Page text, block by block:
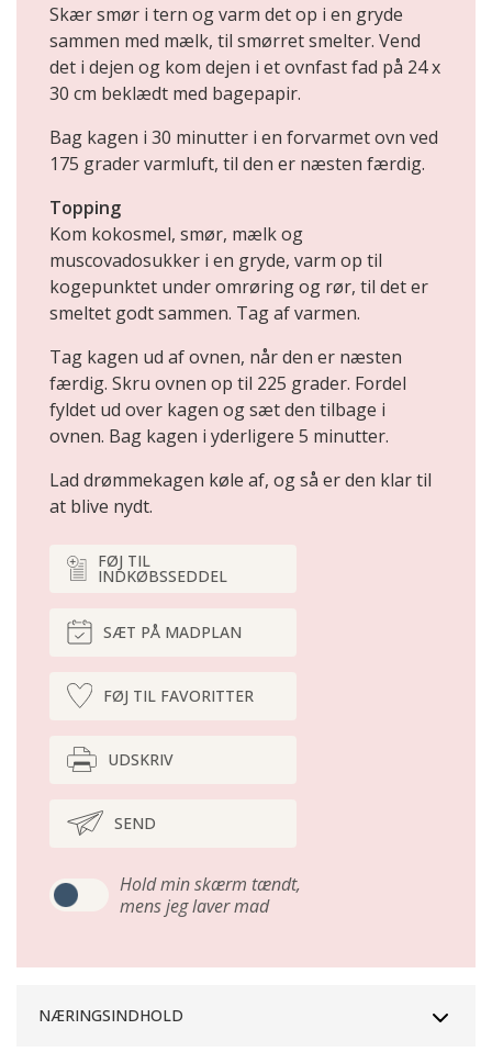
Skær smør i tern og varm det op i en gryde
sammen med mælk, til smørret smelter. Vend
det i dejen og kom dejen i et ovnfast fad på 24 x
30 cm beklædt med bagepapir.
Bag kagen i 30 minutter i en forvarmet ovn ved
175 grader varmluft, til den er næsten færdig.
Topping
Kom kokosmel, smør, mælk og
muscovadosukker i en gryde, varm op til
kogepunktet under omrøring og rør, til det er
smeltet godt sammen. Tag af varmen.
Tag kagen ud af ovnen, når den er næsten
færdig. Skru ovnen op til 225 grader. Fordel
fyldet ud over kagen og sæt den tilbage i
ovnen. Bag kagen i yderligere 5 minutter.
Lad drømmekagen køle af, og så er den klar til
at blive nydt.
FØJ TIL
INDKØBSSEDDEL
SÆT PÅ MADPLAN
FØJ TIL FAVORITTER
UDSKRIV
SEND
Hold min skærm tændt,
mens jeg laver mad
NÆRINGSINDHOLD